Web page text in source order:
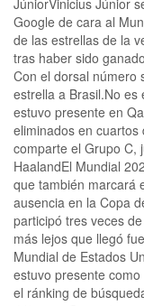
Google de cara al
de las estrellas de la
tras haber sido
Con el dorsal número
estrella a Brasil.No es
estuvo presente en
eliminados en cuartos
comparte el Grupo C,
HaalandEl Mundial
que también marcará
ausencia en la Copa
participó tres veces
más lejos que llegó
Mundial de Estados
estuvo presente
el ránking de